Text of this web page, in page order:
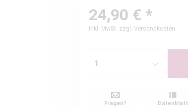
24,90 € *
inkl. MwSt. zzgl. Versandkosten
Fragen? Datenblatt